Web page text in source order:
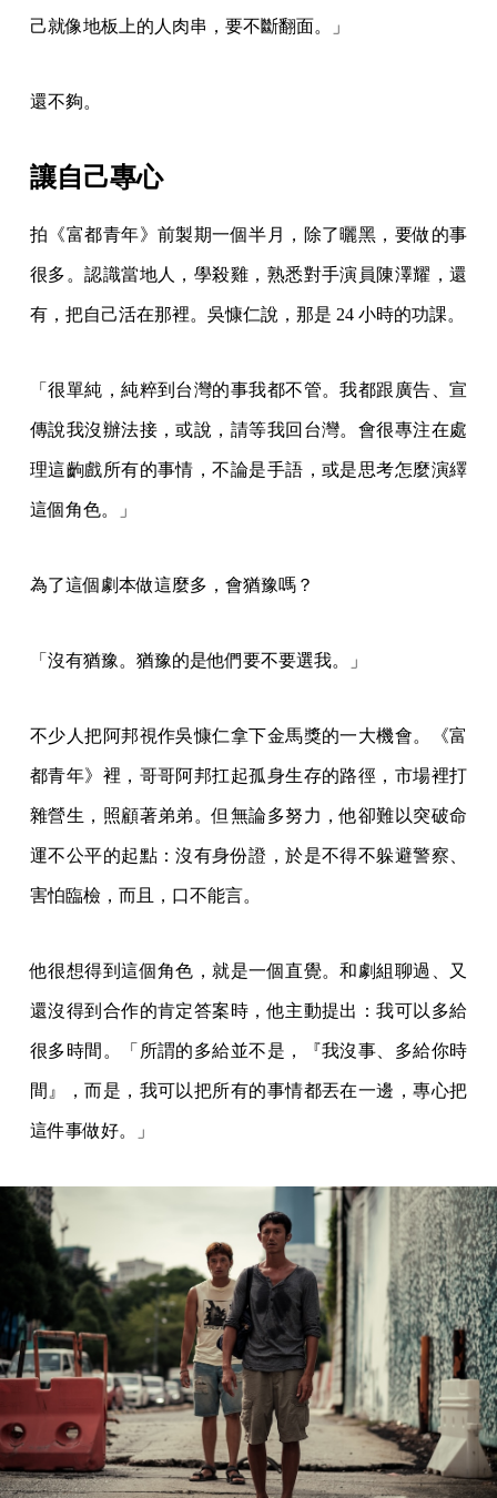
己就像地板上的人肉串，要不斷翻面。」
還不夠。
讓自己專心
拍《富都青年》前製期一個半月，除了曬黑，要做的事
很多。認識當地人，學殺雞，熟悉對手演員陳澤耀，還
有，把自己活在那裡。吳慷仁說，那是 24 小時的功課。
「很單純，純粹到台灣的事我都不管。我都跟廣告、宣
傳說我沒辦法接，或說，請等我回台灣。會很專注在處
理這齣戲所有的事情，不論是手語，或是思考怎麼演繹
這個角色。」
為了這個劇本做這麼多，會猶豫嗎？
「沒有猶豫。猶豫的是他們要不要選我。」
不少人把阿邦視作吳慷仁拿下金馬獎的一大機會。《富
都青年》裡，哥哥阿邦扛起孤身生存的路徑，市場裡打
雜營生，照顧著弟弟。但無論多努力，他卻難以突破命
運不公平的起點：沒有身份證，於是不得不躲避警察、
害怕臨檢，而且，口不能言。
他很想得到這個角色，就是一個直覺。和劇組聊過、又
還沒得到合作的肯定答案時，他主動提出：我可以多給
很多時間。「所謂的多給並不是，『我沒事、多給你時
間』，而是，我可以把所有的事情都丟在一邊，專心把
這件事做好。」